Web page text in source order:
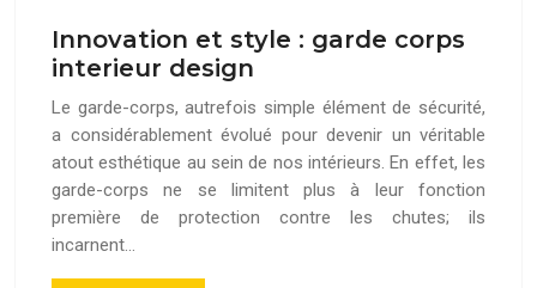
Innovation et style : garde corps
interieur design
Le garde-corps, autrefois simple élément de sécurité,
a considérablement évolué pour devenir un véritable
atout esthétique au sein de nos intérieurs. En effet, les
garde-corps ne se limitent plus à leur fonction
première de protection contre les chutes; ils
incarnent…